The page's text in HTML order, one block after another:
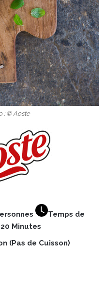
: © Aoste
Temps de
Minutes
(Pas de Cuisson)